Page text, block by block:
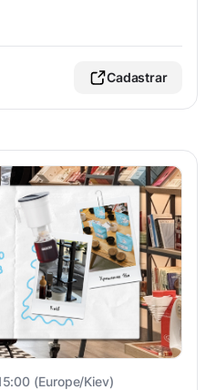
Cadastrar
(Europe/Kiev)